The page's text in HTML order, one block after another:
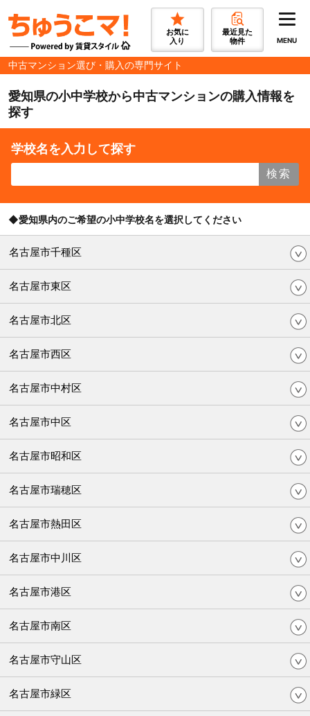
お気に
入り
最近見た
物件
MENU
中古マンション選び・購入の専門サイト
愛知県の小中学校から中古マンションの購入情報を
探す
学校名を入力して探す
検索
◆愛知県内のご希望の小中学校名を選択してください
名古屋市千種区
名古屋市東区
名古屋市北区
名古屋市西区
名古屋市中村区
名古屋市中区
名古屋市昭和区
名古屋市瑞穂区
名古屋市熱田区
名古屋市中川区
名古屋市港区
名古屋市南区
名古屋市守山区
名古屋市緑区